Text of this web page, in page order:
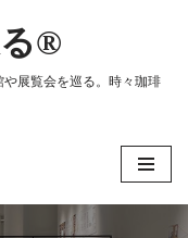
®
展覧会を巡る。時々珈琲